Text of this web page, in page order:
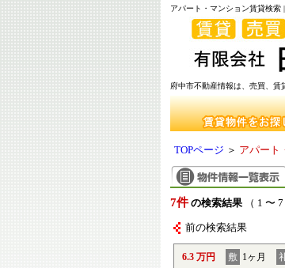
アパート・マンション賃貸検索
府中市不動産情報は、売買、
TOPページ ＞ アパート
7件 の検索結果（ 1 〜 7
前の検索結果
6.3 万円 敷 1ヶ月